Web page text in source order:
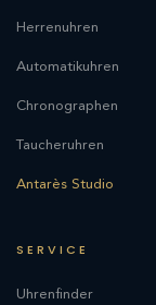
Herrenuhren
Automatikuhren
Chronographen
Taucheruhren
Antarès Studio
SERVICE
Uhrenfinder